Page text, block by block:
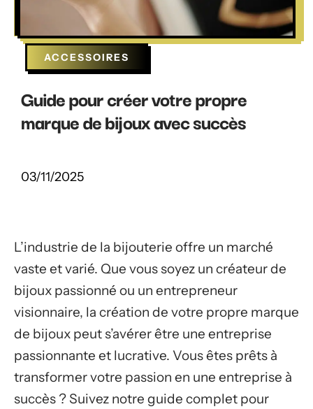
ACCESSOIRES
Guide pour créer votre propre
marque de bijoux avec succès
03/11/2025
L’industrie de la bijouterie offre un marché
vaste et varié. Que vous soyez un créateur de
bijoux passionné ou un entrepreneur
visionnaire, la création de votre propre marque
de bijoux peut s’avérer être une entreprise
passionnante et lucrative. Vous êtes prêts à
transformer votre passion en une entreprise à
succès ? Suivez notre guide complet pour